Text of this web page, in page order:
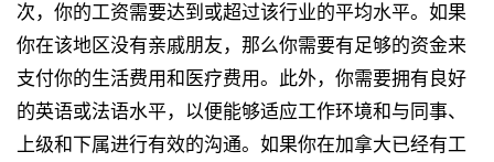
次，你的工资需要达到或超过该行业的平均水平。如果
你在该地区没有亲戚朋友，那么你需要有足够的资金来
支付你的生活费用和医疗费用。此外，你需要拥有良好
的英语或法语水平，以便能够适应工作环境和与同事、
上级和下属进行有效的沟通。如果你在加拿大已经有工